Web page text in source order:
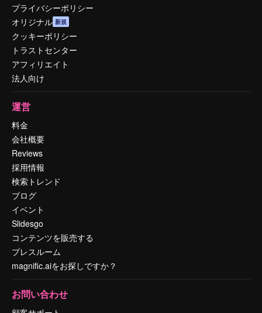
プライバシーポリシー
オリジナル 新規
クッキーポリシー
トラストセンター
アフィリエイト
法人向け
運営
料金
会社概要
Reviews
採用情報
検索トレンド
ブログ
イベント
Slidesgo
コンテンツを販売する
プレスルーム
magnific.aiをお探しですか？
お問い合わせ